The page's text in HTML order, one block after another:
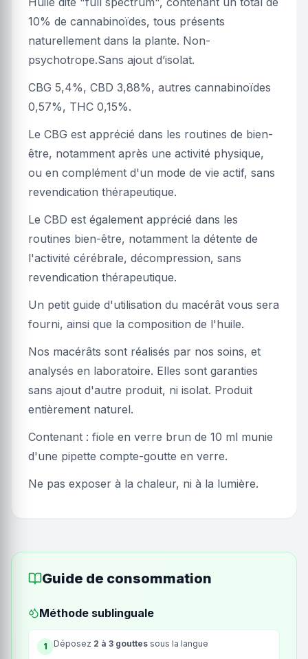
10% de cannabinoïdes, tous présents
naturellement dans la plante. Non-
psychotrope.Sans ajout d’isolat.
CBG 5,4%, CBD 3,88%, autres cannabinoïdes
0,57%, THC 0,15%.
Le CBG est apprécié dans les routines de bien-
être, notamment après une activité physique,
ou en complément d'un mode de vie actif, sans
revendication thérapeutique.
Le CBD est également apprécié dans les
routines bien-être, notamment la détente de
l'activité cérébrale, décompression, sans
revendication thérapeutique.
Un petit guide d'utilisation du macérât vous sera
fourni, ainsi que la composition de l'huile.
Nos macérâts sont réalisés par nos soins, et
analysés en laboratoire. Elles sont garanties
sans ajout d'autre produit, ni isolat. Produit
entièrement naturel.
Contenant : fiole en verre brun de 10 ml munie
d'une pipette compte-goutte en verre.
Ne pas exposer à la chaleur, ni à la lumière.
Guide de consommation
Méthode sublinguale
1 Déposez 2 à 3 gouttes sous la langue